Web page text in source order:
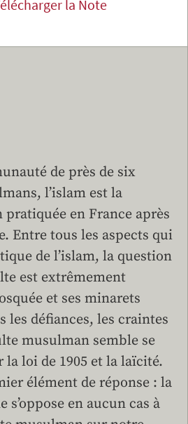
la Note
de près de six
l’islam est la
en France après
Entre tous les aspects qui
de l’islam, la question
est extrêmement
et ses minarets
les défiances, les craintes
musulman semble se
la loi de 1905 et la laïcité.
élément de réponse : la
en aucun cas à